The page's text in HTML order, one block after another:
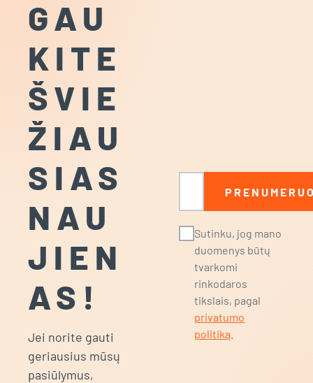
GAU
KITE
ŠVIE
ŽIAU
SIAS
NAU
JIEN
AS!
Jei norite gauti
geriausius mūsų
pasiūlymus,
El. paštas
Sutinku, jog mano
duomenys būtų
tvarkomi
rinkodaros
tikslais, pagal
privatumo
politiką